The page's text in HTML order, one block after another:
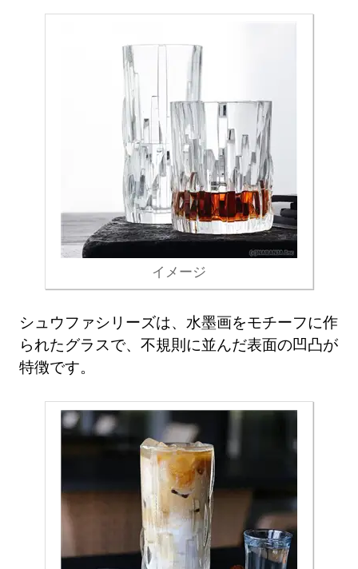
イメージ
シュウファシリーズは、水墨画をモチーフに作
られたグラスで、不規則に並んだ表面の凹凸が
特徴です。